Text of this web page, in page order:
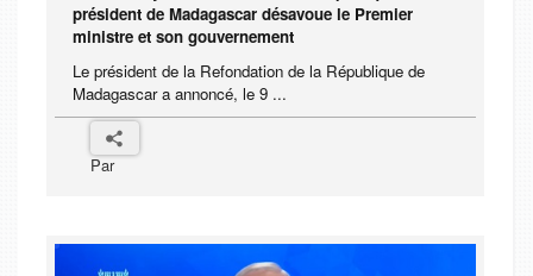
président de Madagascar désavoue le Premier
ministre et son gouvernement
Le président de la Refondation de la République de
Madagascar a annoncé, le 9 ...
Par